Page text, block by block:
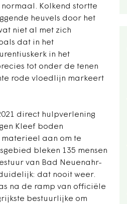
Kolkend stortte
heuvels door het
niet al met zich
dat in het
in het
tot onder de tenen
rode vloedlijn markeert
direct hulpverlening
Kleef boden
aan om te
bleken 135 mensen
van Bad Neuenahr-
dat nooit weer.
na de ramp van officiële
bestuurlijke om